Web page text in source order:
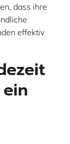
dass ihre
effektiv